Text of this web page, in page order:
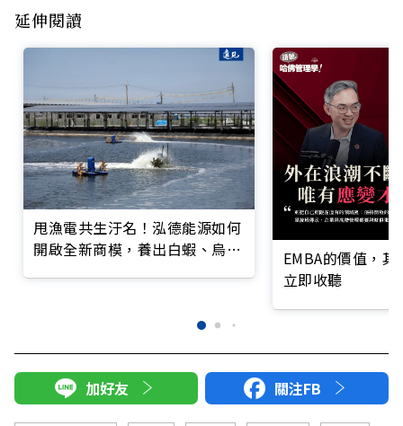
延伸閱讀
甩漁電共生汙名！泓德能源如何
開啟全新商模，養出白蝦、烏
EMBA的價值，
立即收聽
加好友 關注FB